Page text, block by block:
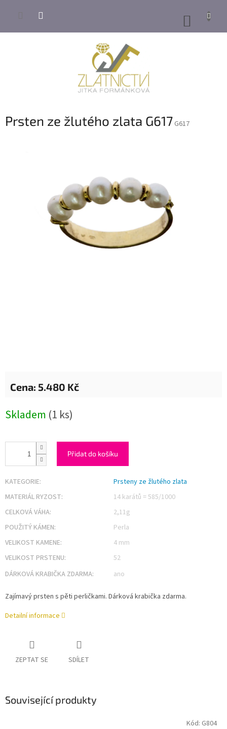
KOŠÍK
Prsten ze žlutého zlata G617 G617
5.480 Kč
cena:
Skladem (1 ks)
Přidat do košíku
KATEGORIE:
Prsteny ze žlutého zlata
MATERIÁL RYZOST:
14 karátů = 585/1000
CELKOVÁ VÁHA:
2,11g
POUŽITÝ KÁMEN:
Perla
VELIKOST KAMENE:
4 mm
VELIKOST PRSTENU:
52
DÁRKOVÁ KRABIČKA ZDARMA: ano
Zajímavý prsten s pěti perličkami. Dárková krabička zdarma.
Detailní informace
ZEPTAT SE SDÍLET
Související produkty
Kód: G804